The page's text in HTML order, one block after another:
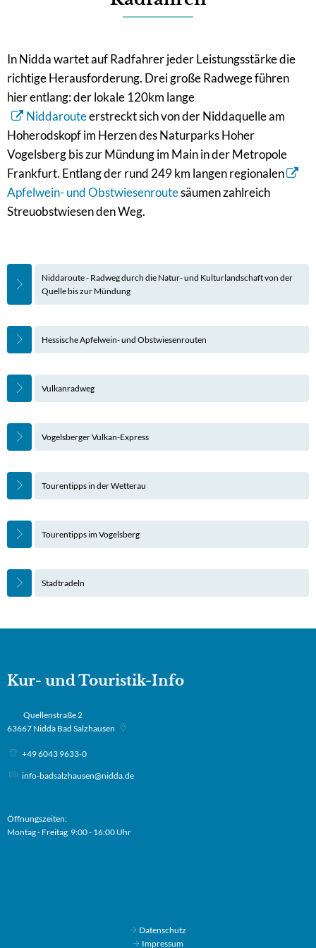
In Nidda wartet auf Radfahrer jeder Leistungsstärke die
richtige Herausforderung. Drei große Radwege führen
hier entlang: der lokale 120km lange
Niddarouteerstreckt sich von der Niddaquelle am
Hoherodskopf im Herzen des Naturparks Hoher
Vogelsberg bis zur Mündung im Main in der Metropole
Frankfurt. Entlang der rund 249 km langen regionalen
Apfelwein- und Obstwiesenroutesäumen zahlreich
Streuobstwiesen den Weg.
Niddaroute - Radweg durch die Natur- und Kulturlandschaft von der
Quelle bis zur Mündung
Hessische Apfelwein- und Obstwiesenrouten
Vulkanradweg
Vogelsberger Vulkan-Express
Tourentipps in der Wetterau
Tourentipps im Vogelsberg
Stadtradeln
Kur- und Touristik-Info
Quellenstraße 2
63667 Nidda Bad Salzhausen
+49 6043 9633-0
info-badsalzhausen@nidda.de
Öffnungszeiten:
Montag - Freitag 9:00 - 16:00 Uhr
Datenschutz
Impressum